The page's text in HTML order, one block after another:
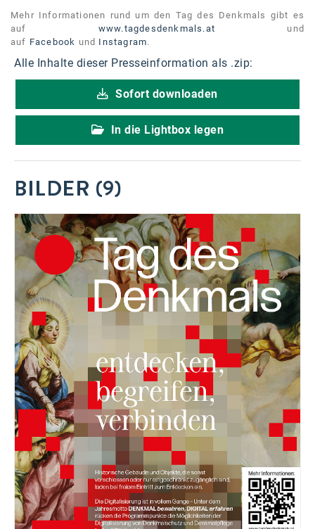
Mehr Informationen rund um den Tag des Denkmals gibt es
auf www.tagdesdenkmals.at und
auf Facebook und Instagram.
Alle Inhalte dieser Presseinformation als .zip:
Sofort downloaden
In die Lightbox legen
BILDER (9)